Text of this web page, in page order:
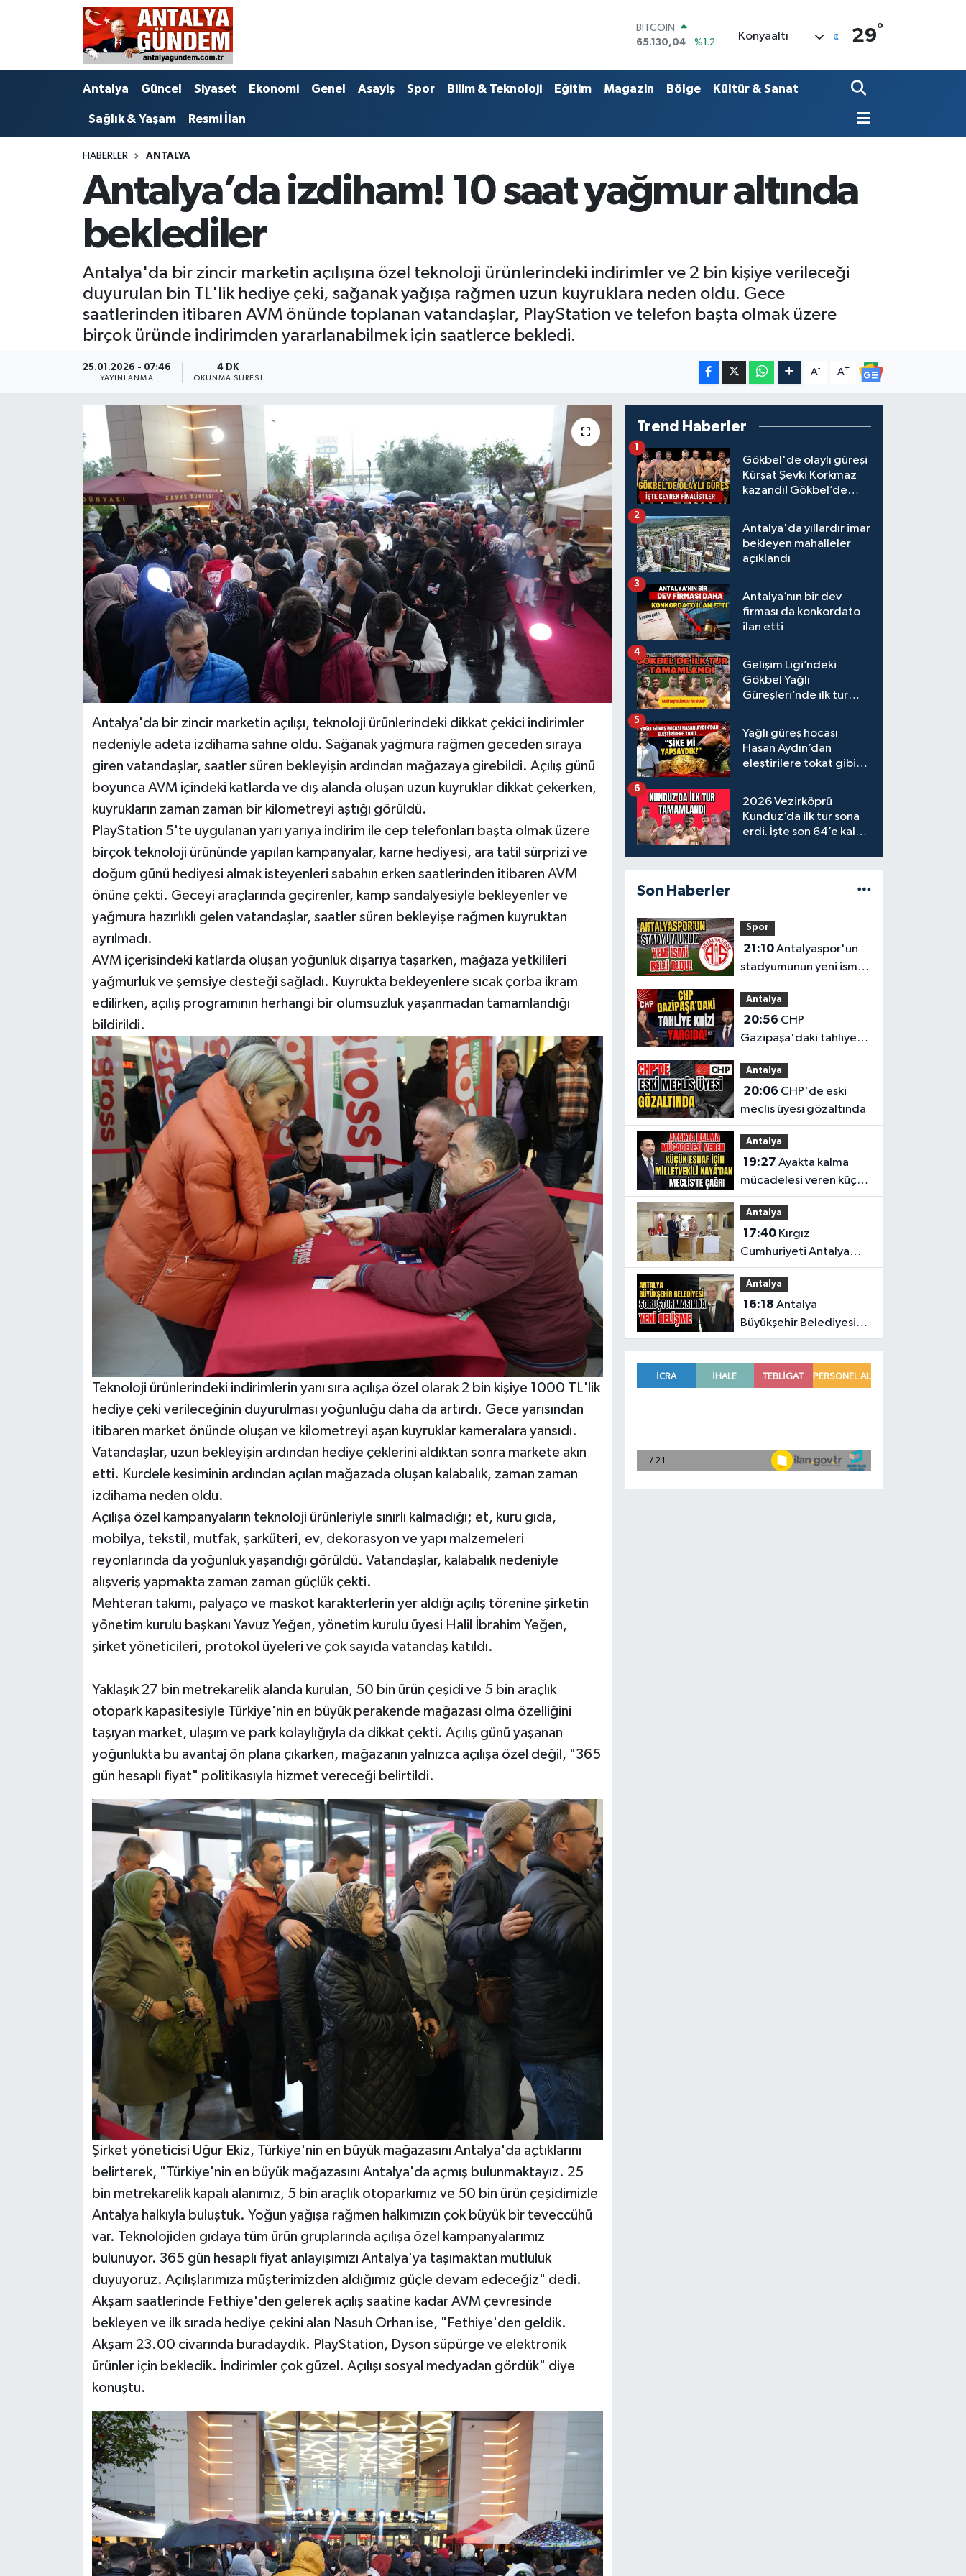
DOLAR
47,7106
%0.17
55,1652
%0.27
STERLİN
65.130,04
%1.2
Konyaaltı 29°
Antalya Güncel Siyaset Ekonomi Genel Asayiş Spor Bilim & Teknoloji Eğitim Magazin Bölge Kültür & Sanat
Sağlık & Yaşam Resmi İlan
HABERLER ANTALYA
Antalya’da izdiham! 10 saat yağmur altında
beklediler
Antalya'da bir zincir marketin açılışına özel teknoloji ürünlerindeki indirimler ve 2 bin kişiye verileceği
duyurulan bin TL'lik hediye çeki, sağanak yağışa rağmen uzun kuyruklara neden oldu. Gece
saatlerinden itibaren AVM önünde toplanan vatandaşlar, PlayStation ve telefon başta olmak üzere
birçok üründe indirimden yararlanabilmek için saatlerce bekledi.
25.01.2026 - 07:46
YAYINLANMA
4 DK
OKUNMA SÜRESI
A- A+
Antalya'da bir zincir marketin açılışı, teknoloji ürünlerindeki dikkat çekici indirimler
nedeniyle adeta izdihama sahne oldu. Sağanak yağmura rağmen geceden sıraya
giren vatandaşlar, saatler süren bekleyişin ardından mağazaya girebildi. Açılış günü
boyunca AVM içindeki katlarda ve dış alanda oluşan uzun kuyruklar dikkat çekerken,
kuyrukların zaman zaman bir kilometreyi aştığı görüldü.
PlayStation 5'te uygulanan yarı yarıya indirim ile cep telefonları başta olmak üzere
birçok teknoloji ürününde yapılan kampanyalar, karne hediyesi, ara tatil sürprizi ve
doğum günü hediyesi almak isteyenleri sabahın erken saatlerinden itibaren AVM
önüne çekti. Geceyi araçlarında geçirenler, kamp sandalyesiyle bekleyenler ve
yağmura hazırlıklı gelen vatandaşlar, saatler süren bekleyişe rağmen kuyruktan
ayrılmadı.
AVM içerisindeki katlarda oluşan yoğunluk dışarıya taşarken, mağaza yetkilileri
yağmurluk ve şemsiye desteği sağladı. Kuyrukta bekleyenlere sıcak çorba ikram
edilirken, açılış programının herhangi bir olumsuzluk yaşanmadan tamamlandığı
bildirildi.
Teknoloji ürünlerindeki indirimlerin yanı sıra açılışa özel olarak 2 bin kişiye 1000 TL'lik
hediye çeki verileceğinin duyurulması yoğunluğu daha da artırdı. Gece yarısından
itibaren market önünde oluşan ve kilometreyi aşan kuyruklar kameralara yansıdı.
Vatandaşlar, uzun bekleyişin ardından hediye çeklerini aldıktan sonra markete akın
etti. Kurdele kesiminin ardından açılan mağazada oluşan kalabalık, zaman zaman
izdihama neden oldu.
Açılışa özel kampanyaların teknoloji ürünleriyle sınırlı kalmadığı; et, kuru gıda,
mobilya, tekstil, mutfak, şarküteri, ev, dekorasyon ve yapı malzemeleri
reyonlarında da yoğunluk yaşandığı görüldü. Vatandaşlar, kalabalık nedeniyle
alışveriş yapmakta zaman zaman güçlük çekti.
Mehteran takımı, palyaço ve maskot karakterlerin yer aldığı açılış törenine şirketin
yönetim kurulu başkanı Yavuz Yeğen, yönetim kurulu üyesi Halil İbrahim Yeğen,
şirket yöneticileri, protokol üyeleri ve çok sayıda vatandaş katıldı.
Yaklaşık 27 bin metrekarelik alanda kurulan, 50 bin ürün çeşidi ve 5 bin araçlık
otopark kapasitesiyle Türkiye'nin en büyük perakende mağazası olma özelliğini
taşıyan market, ulaşım ve park kolaylığıyla da dikkat çekti. Açılış günü yaşanan
yoğunlukta bu avantaj ön plana çıkarken, mağazanın yalnızca açılışa özel değil, "365
gün hesaplı fiyat" politikasıyla hizmet vereceği belirtildi.
Şirket yöneticisi Uğur Ekiz, Türkiye'nin en büyük mağazasını Antalya'da açtıklarını
belirterek, "Türkiye'nin en büyük mağazasını Antalya'da açmış bulunmaktayız. 25
bin metrekarelik kapalı alanımız, 5 bin araçlık otoparkımız ve 50 bin ürün çeşidimizle
Antalya halkıyla buluştuk. Yoğun yağışa rağmen halkımızın çok büyük bir teveccühü
var. Teknolojiden gıdaya tüm ürün gruplarında açılışa özel kampanyalarımız
bulunuyor. 365 gün hesaplı fiyat anlayışımızı Antalya'ya taşımaktan mutluluk
duyuyoruz. Açılışlarımıza müşterimizden aldığımız güçle devam edeceğiz" dedi.
Akşam saatlerinde Fethiye'den gelerek açılış saatine kadar AVM çevresinde
bekleyen ve ilk sırada hediye çekini alan Nasuh Orhan ise, "Fethiye'den geldik.
Akşam 23.00 civarında buradaydık. PlayStation, Dyson süpürge ve elektronik
ürünler için bekledik. İndirimler çok güzel. Açılışı sosyal medyadan gördük" diye
konuştu.
Trend Haberler
Gökbel'de olaylı güreşi
Kürşat Şevki Korkmaz
kazandı! Gökbel’de
Gürbüz elendi!
1
Antalya'da yıllardır imar
bekleyen mahalleler
açıklandı
2
Antalya’nın bir dev
firması da konkordato
ilan etti
3
Gelişim Ligi’ndeki
Gökbel Yağlı
Güreşleri’nde ilk tur
4
Yağlı güreş hocası
Hasan Aydın’dan
eleştirilere tokat gibi
5
2026 Vezirköprü
Kunduz’da ilk tur sona
erdi. İşte son 64’e kalan
6
Son Haberler
Spor
21:10Antalyaspor'un
stadyumunun yeni ismi
belli oldu!
Antalya
20:56
Gazipaşa'daki tahliye
krizi yargıda!
Antalya
20:06
meclis üyesi gözaltında
Antalya
19:27
mücadelesi veren küçük
esnaf için Milletvekili
Kaya'dan Meclis'te
çağrı
Antalya
17:40Kırgız
Cumhuriyeti Antalya
Başkonsolosu’ndan
anlamlı ziyaret
Antalya
16:18
Büyükşehir Belediyesi
soruşturmasında yeni
Antalya
Bilim & Teknoloji
EĞİTİM
Görüntülü Haber
Kültür & Sanat
Resmi İlan
Sağlık & Yaşam
Siyaset
Antalya Nöbetçi Eczaneler
Antalya Hava Durumu
Antalya Namaz Vakitleri
Süper Lig Puan Durumu ve Fikstür
Tüm Manşetler
Son Dakika Haberleri
Haber Arşivi